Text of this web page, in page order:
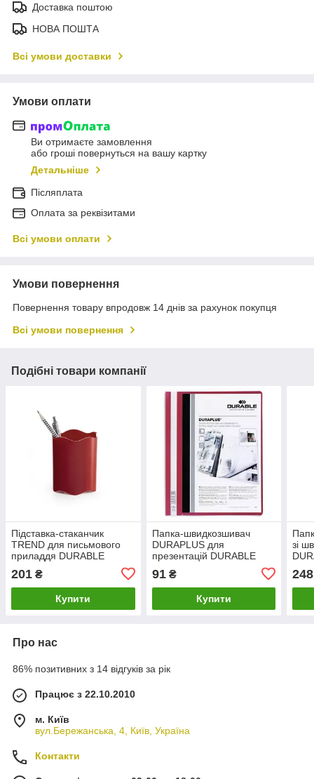
Доставка поштою
НОВА ПОШТА
Всі умови доставки
Умови оплати
Ви отримаєте замовлення
або гроші повернуться на вашу картку
Детальніше
Післяплата
Оплата за реквізитами
Всі умови оплати
Умови повернення
Повернення товару впродовж 14 днів за рахунок покупця
Всі умови повернення
Подібні товари компанії
Підставка-стаканчик
TREND для письмового
приладдя DURABLE
201 ₴
Купити
Папка-швидкозшивач
DURAPLUS для
презентацій DURABLE
91₴
Купити
зі
248
Про нас
86% позитивних з 14 відгуків за рік
Працює з 22.10.2010
м. Київ
вул.Бережанська, 4, Київ, Україна
Контакти